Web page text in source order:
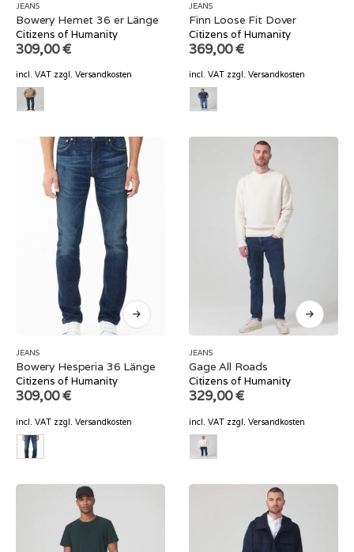
JEANS
Bowery Hemet 36 er Länge
Citizens of Humanity
309,00€
incl. VAT zzgl. Versandkosten
JEANS
Finn Loose Fit Dover
Citizens of Humanity
369,00€
incl. VAT zzgl. Versandkosten
JEANS
Bowery Hesperia 36 Länge
Citizens of Humanity
309,00€
incl. VAT zzgl. Versandkosten
JEANS
Gage All Roads
Citizens of Humanity
329,00€
incl. VAT zzgl. Versandkosten